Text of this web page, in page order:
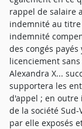
rappel de salaire
indemnité au titre
indemnité
des congés
licenciement
Alexandra X...
supportera les
d'appel ; en outre
de la société
par elle exposés